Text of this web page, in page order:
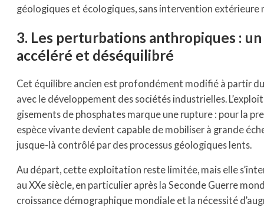
géologiques et écologiques, sans intervention extérieure
3. Les perturbations anthropiques :
accéléré et déséquilibré
Cet équilibre ancien est profondément modifié à partir du
avec le développement des sociétés industrielles.
gisements de phosphates marque une rupture : pour la
espèce vivante devient capable de mobiliser à grande
jusque-là contrôlé par des processus géologiques lents.
Au départ, cette exploitation reste limitée, mais elle
au XXe siècle, en particulier après la Seconde Guerre
croissance démographique mondiale et la nécessité